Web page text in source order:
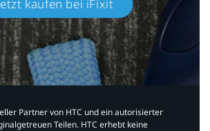
kaufen bei iFixit​
Partner von HTC und ein autorisierter
Teilen. HTC erhebt keine